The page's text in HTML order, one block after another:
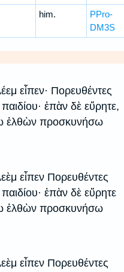
him.
PPro-
DM3S
εἶπεν· Πορευθέντες
ἐπὰν δὲ εὕρητε,
ἐλθὼν προσκυνήσω
εἶπεν Πορευθέντες
ἐπὰν δὲ εὕρητε
ἐλθὼν προσκυνήσω
εἶπεν Πορευθέντες